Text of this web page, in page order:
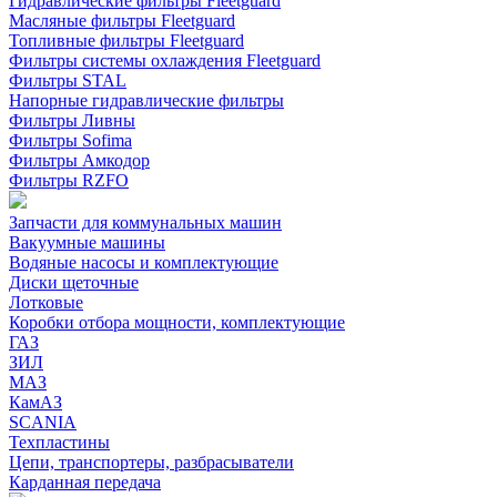
Масляные фильтры Fleetguard
Топливные фильтры Fleetguard
Фильтры системы охлаждения Fleetguard
Фильтры STAL
Напорные гидравлические фильтры
Фильтры Ливны
Фильтры Sofima
Фильтры Амкодор
Фильтры RZFO
Запчасти для коммунальных машин
Вакуумные машины
Водяные насосы и комплектующие
Диски щеточные
Лотковые
Коробки отбора мощности, комплектующие
ГАЗ
ЗИЛ
МАЗ
КамАЗ
SCANIA
Техпластины
Цепи, транспортеры, разбрасыватели
Карданная передача